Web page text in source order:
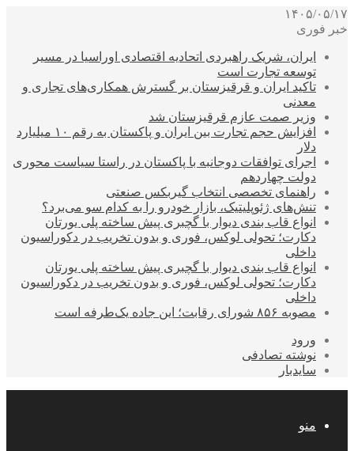
۱۴۰۵/۰۵/۱۷
خبر فوری
ایران، شریک راهبردی اتحادیه اقتصادی اوراسیا در مسیر
توسعه تجارت است
تاکید ایران و قرقیزستان بر گسترش همکاری‌های تجاری و
معدنی
وزیر صمت عازم قرقیزستان شد
افزایش حجم تجارت بین ایران و پاکستان به رقم ۱۰ میلیارد
دلار
اجرای توافقات دوجانبه با پاکستان در راستا سیاست محوری
دولت چهاردهم
راهنمای تخصصی انتخاب گیربکس صنعتی
تنش‌های ژئوپلیتیک، بازار خودرو را به کدام سو می‌برد؟
انواع قاب بندی دیوار با گچبری پیش ساخته پلی یورتان
دکارت؛ تحولی لوکس، فوری و بدون تخریب در دکوراسیون
داخلی
انواع قاب بندی دیوار با گچبری پیش ساخته پلی یورتان
دکارت؛ تحولی لوکس، فوری و بدون تخریب در دکوراسیون
داخلی
مصوبه ۸۵۶ شورای رقابت؛ این جاده یک‌طرفه است
ورود
نوشته تصادفی
سایدبار
منو